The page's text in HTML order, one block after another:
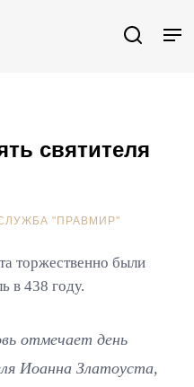
святителя
"ПРАВМИР"
торжественно были
в 438 году.
отмечает день
Иоанна Златоуста,